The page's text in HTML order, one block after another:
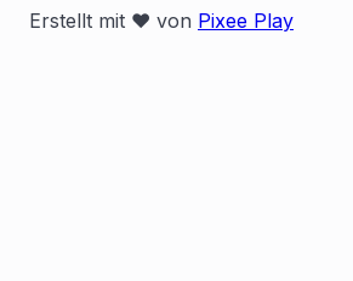
Erstellt mit ❤️ von Pixee Play